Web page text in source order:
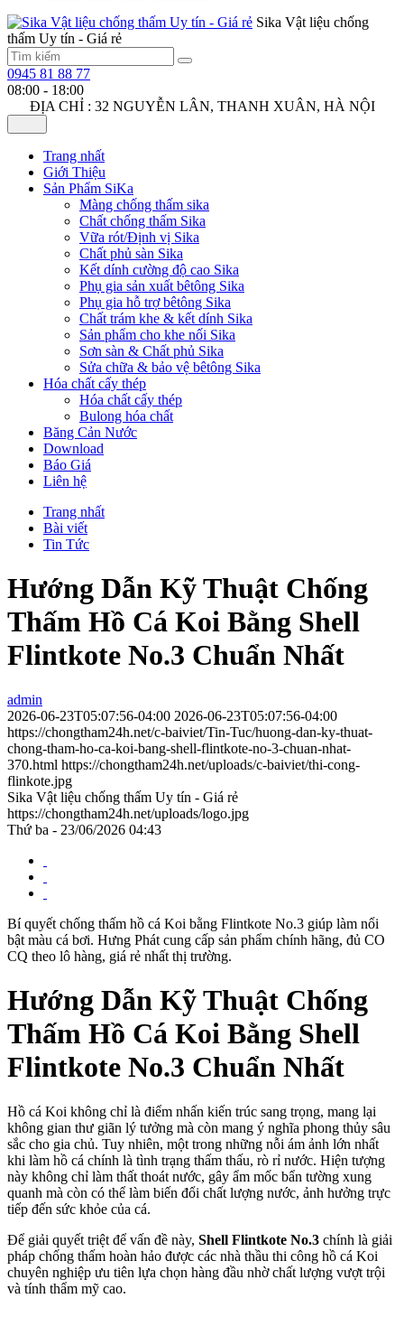
Sika Vật liệu chống
thấm Uy tín - Giá rẻ
0945 81 88 77
08:00 - 18:00
ĐỊA CHỈ : 32 NGUYỄN LÂN, THANH XUÂN, HÀ NỘI
Trang nhất
Giới Thiệu
Sản Phẩm SiKa
Màng chống thấm sika
Chất chống thấm Sika
Vữa rót/Định vị Sika
Chất phủ sàn Sika
Kết dính cường độ cao Sika
Phụ gia sản xuất bêtông Sika
Phụ gia hỗ trợ bêtông Sika
Chất trám khe & kết dính Sika
Sản phẩm cho khe nối Sika
Sơn sàn & Chất phủ Sika
Sửa chữa & bảo vệ bêtông Sika
Hóa chất cấy thép
Hóa chất cấy thép
Bulong hóa chất
Băng Cản Nước
Download
Báo Giá
Liên hệ
Trang nhất
Bài viết
Tin Tức
Hướng Dẫn Kỹ Thuật Chống
Thấm Hồ Cá Koi Bằng Shell
Flintkote No.3 Chuẩn Nhất
admin
2026-06-23T05:07:56-04:00 2026-06-23T05:07:56-04:00
https://chongtham24h.net/c-baiviet/Tin-Tuc/huong-dan-ky-thuat-
chong-tham-ho-ca-koi-bang-shell-flintkote-no-3-chuan-nhat-
370.html https://chongtham24h.net/uploads/c-baiviet/thi-cong-
flinkote.jpg
Sika Vật liệu chống thấm Uy tín - Giá rẻ
https://chongtham24h.net/uploads/logo.jpg
Thứ ba - 23/06/2026 04:43
Bí quyết chống thấm hồ cá Koi bằng Flintkote No.3 giúp làm nổi
bật màu cá bơi. Hưng Phát cung cấp sản phẩm chính hãng, đủ CO
CQ theo lô hàng, giá rẻ nhất thị trường.
Hướng Dẫn Kỹ Thuật Chống
Thấm Hồ Cá Koi Bằng Shell
Flintkote No.3 Chuẩn Nhất
Hồ cá Koi không chỉ là điểm nhấn kiến trúc sang trọng, mang lại
không gian thư giãn lý tưởng mà còn mang ý nghĩa phong thủy sâu
sắc cho gia chủ. Tuy nhiên, một trong những nỗi ám ảnh lớn nhất
khi làm hồ cá chính là tình trạng thấm thấu, rò rỉ nước. Hiện tượng
này không chỉ làm thất thoát nước, gây ẩm mốc bẩn tường xung
quanh mà còn có thể làm biến đổi chất lượng nước, ảnh hưởng trực
tiếp đến sức khỏe của cá.
Để giải quyết triệt để vấn đề này, Shell Flintkote No.3 chính là giải
pháp chống thấm hoàn hảo được các nhà thầu thi công hồ cá Koi
chuyên nghiệp ưu tiên lựa chọn hàng đầu nhờ chất lượng vượt trội
và tính thẩm mỹ cao.